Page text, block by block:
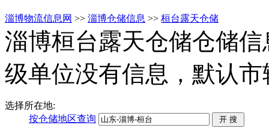
淄博物流信息网 >> 淄博仓储信息 >> 桓台露天仓储
淄博桓台露天仓储仓储信
级单位没有信息，默认
选择所在地:
按仓储地区查询